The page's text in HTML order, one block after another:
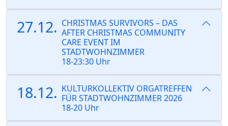
27.12. CHRISTMAS SURVIVORS – DAS
AFTER CHRISTMAS COMMUNITY
CARE EVENT IM
STADTWOHNZIMMER
18-23:30 Uhr
18.12. KULTURKOLLEKTIV ORGATREFFEN
FÜR STADTWOHNZIMMER 2026
18-20 Uhr